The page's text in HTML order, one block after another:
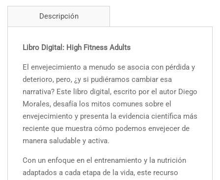
Personas
mayores
cantidad
Descripción
Libro Digital: High Fitness Adults
El envejecimiento a menudo se asocia con pérdida y
deterioro, pero, ¿y si pudiéramos cambiar esa
narrativa? Este libro digital, escrito por el autor Diego
Morales, desafía los mitos comunes sobre el
envejecimiento y presenta la evidencia científica más
reciente que muestra cómo podemos envejecer de
manera saludable y activa.
Con un enfoque en el entrenamiento y la nutrición
adaptados a cada etapa de la vida, este recurso